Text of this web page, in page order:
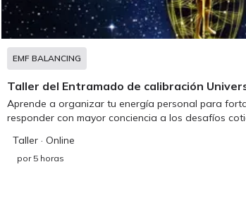
EMF BALANCING
Taller del Entramado de calibración
Aprende a organizar tu energía personal para
responder con mayor conciencia a los desafíos
Taller· Online
por 5 horas